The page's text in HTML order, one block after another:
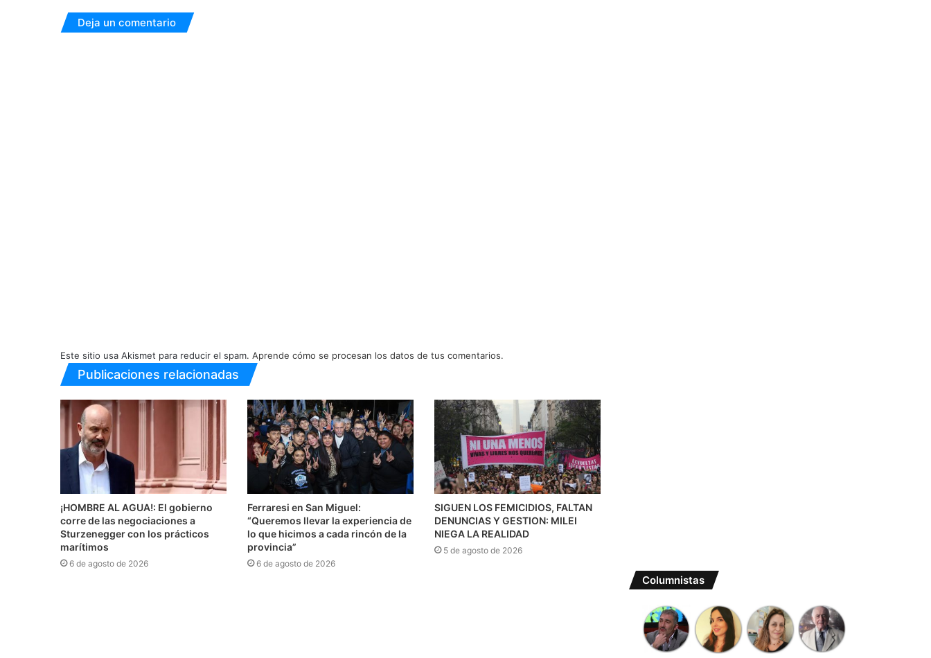
Deja un comentario
Este sitio usa Akismet para reducir el spam. Aprende cómo se procesan los datos de tus comentarios.
Publicaciones relacionadas
¡HOMBRE AL AGUA!: El gobierno
corre de las negociaciones a
Sturzenegger con los prácticos
marítimos
6 de agosto de 2026
Ferraresi en San Miguel:
“Queremos llevar la experiencia de
lo que hicimos a cada rincón de la
provincia”
6 de agosto de 2026
SIGUEN LOS FEMICIDIOS, FALTAN
DENUNCIAS Y GESTION: MILEI
NIEGA LA REALIDAD
5 de agosto de 2026
Columnistas